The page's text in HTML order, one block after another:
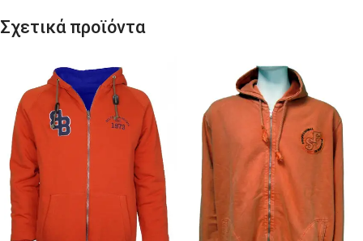
Σχετικά προϊόντα